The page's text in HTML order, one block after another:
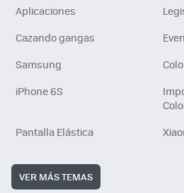
Aplicaciones
Cazando gangas
Samsung
iPhone 6S
Pantalla Elástica
VER MÁS TEMAS